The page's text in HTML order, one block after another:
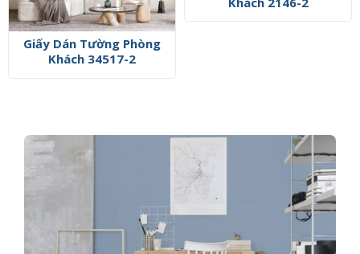
Giấy Dán Tường Phòng
Khách 34517-2